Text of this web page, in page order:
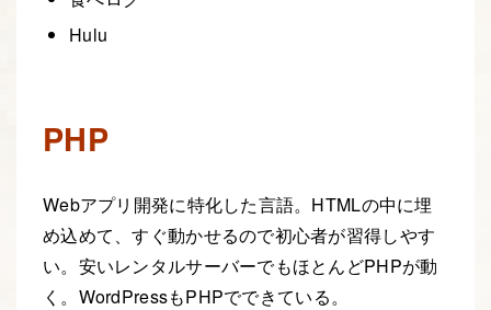
Hulu
PHP
Webアプリ開発に特化した言語。HTMLの中に埋
め込めて、すぐ動かせるので初心者が習得しやす
い。安いレンタルサーバーでもほとんどPHPが動
く。WordPressもPHPでできている。